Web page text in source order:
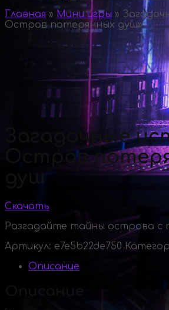
Главная » Мини игры »
Остров потерянных душ»
Загадочные
Остров
Скачать
Разгадайте тайны острова с
Артикул: e7e5b22de750
Описание